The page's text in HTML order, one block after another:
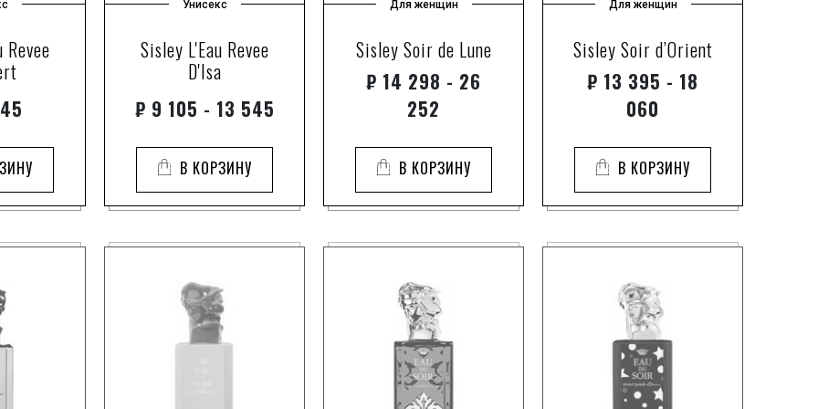
Revee
Унисекс
Sisley L'Eau Revee
D'Isa
₽ 9 105 - 13 545
В КОРЗИНУ
Для женщин
Sisley Soir de Lune
₽ 14 298 - 26
252
В КОРЗИНУ
Для женщин
Sisley Soir d’Orient
₽ 13 395 - 18
060
В КОРЗИНУ